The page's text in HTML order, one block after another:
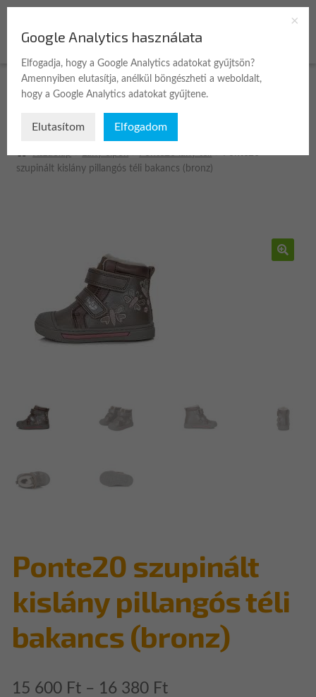
navigációhoz
tartalomba
Üzlet
A fiókom
Kosár
Kezdőlap Lány cipők Ponte20 lány téli
Ponte20
szupinált kislány pillangós téli bakancs (bronz)
Ponte20 szupinált
kislány pillangós téli
bakancs (bronz)
15 600 Ft – 16 380 FtÁrtartomány:
Google Analytics használata
Elfogadja, hogy a Google Analytics adatokat gyűjtsön?
Amennyiben elutasítja, anélkül böngészheti a weboldalt,
hogy a Google Analytics adatokat gyűjtene.
Elutasítom Elfogadom